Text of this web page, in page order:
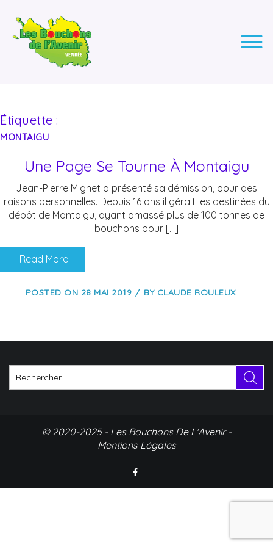
Étiquette :
MONTAIGU
Une Page Se Tourne À Montaigu
Jean-Pierre Mignet a présenté sa démission, pour des
raisons personnelles. Depuis 16 ans il gérait les destinées du
dépôt de Montaigu, ayant amassé plus de 100 tonnes de
bouchons pour […]
Read More
POSTED ON 28 MAI 2019 BY CLAUDE ROULEUX
© 2020-2025 - Les Bouchons De L'Avenir -
Mentions Légales